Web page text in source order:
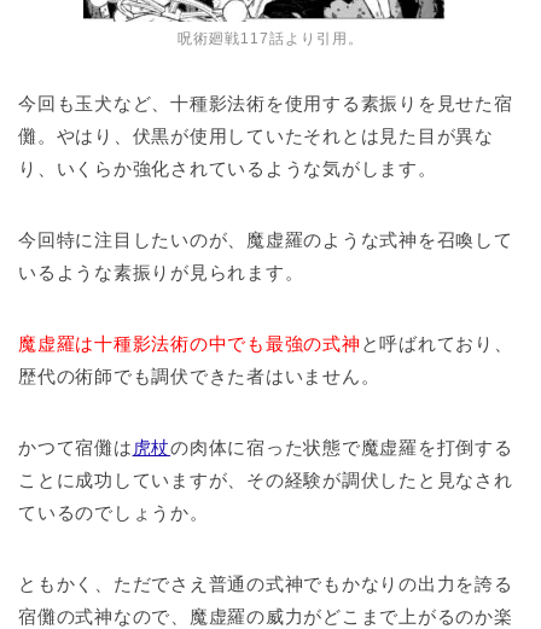
呪術廻戦117話より引用。
今回も玉犬など、十種影法術を使用する素振りを見せた宿
儺。やはり、伏黒が使用していたそれとは見た目が異な
り、いくらか強化されているような気がします。
今回特に注目したいのが、魔虚羅のような式神を召喚して
いるような素振りが見られます。
魔虚羅は十種影法術の中でも最強の式神 と呼ばれており、
歴代の術師でも調伏できた者はいません。
かつて宿儺は 虎杖の肉体に宿った状態で魔虚羅を打倒する
ことに成功していますが、その経験が調伏したと見なされ
ているのでしょうか。
ともかく、ただでさえ普通の式神でもかなりの出力を誇る
宿儺の式神なので、魔虚羅の威力がどこまで上がるのか楽